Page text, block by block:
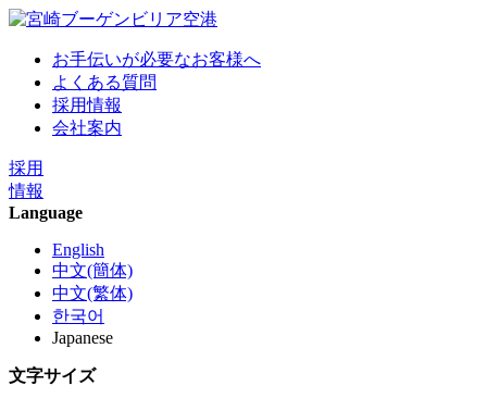
お手伝いが必要なお客様へ
よくある質問
採用情報
会社案内
採用
情報
Language
English
中文(簡体)
中文(繁体)
한국어
Japanese
文字サイズ